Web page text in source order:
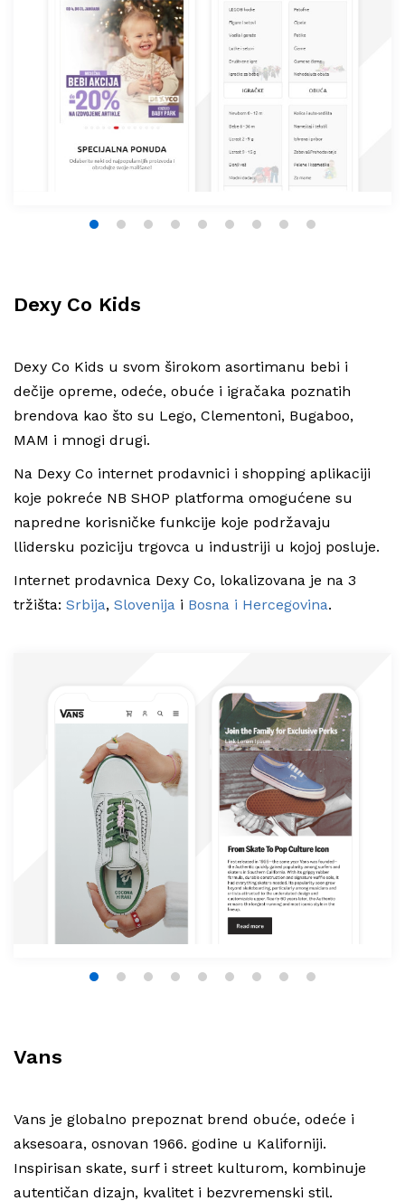
1 2 3 4 5 6 7 8 9
Dexy Co Kids
Dexy Co Kids u svom širokom asortimanu bebi i
dečije opreme, odeće, obuće i igračaka poznatih
brendova kao što su Lego, Clementoni, Bugaboo,
MAM i mnogi drugi.
Na Dexy Co internet prodavnici i shopping aplikaciji
koje pokreće NB SHOP platforma omogućene su
napredne korisničke funkcije koje podržavaju
llidersku poziciju trgovca u industriji u kojoj posluje.
Internet prodavnica Dexy Co, lokalizovana je na 3
tržišta: Srbija, Slovenija i Bosna i Hercegovina.
1 2 3 4 5 6 7 8 9
Vans
Vans je globalno prepoznat brend obuće, odeće i
aksesoara, osnovan 1966. godine u Kaliforniji.
Inspirisan skate, surf i street kulturom, kombinuje
autentičan dizajn, kvalitet i bezvremenski stil.